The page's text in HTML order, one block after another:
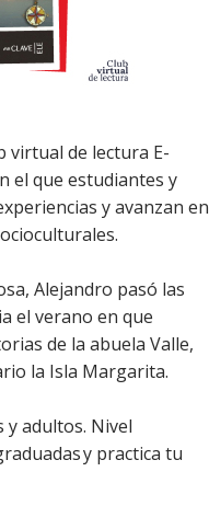
virtual de lectura E-
el que estudiantes y
y avanzan en
Alejandro pasó las
el verano en que
de la abuela Valle,
la Isla Margarita.
y adultos. Nivel
y practica tu